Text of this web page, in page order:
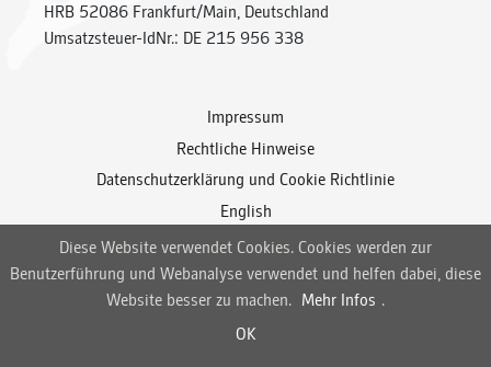
HRB 52086 Frankfurt/Main, Deutschland
Umsatzsteuer-IdNr.: DE 215 956 338
Impressum
Rechtliche Hinweise
Datenschutzerklärung und Cookie Richtlinie
English
Diese Website verwendet Cookies. Cookies werden zur
Benutzerführung und Webanalyse verwendet und helfen dabei, diese
Website besser zu machen.
Mehr Infos .
OK